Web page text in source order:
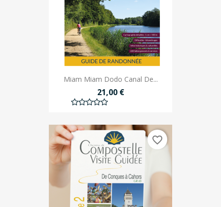
Miam Miam Dodo Canal De...
21,00 €
favorite_border